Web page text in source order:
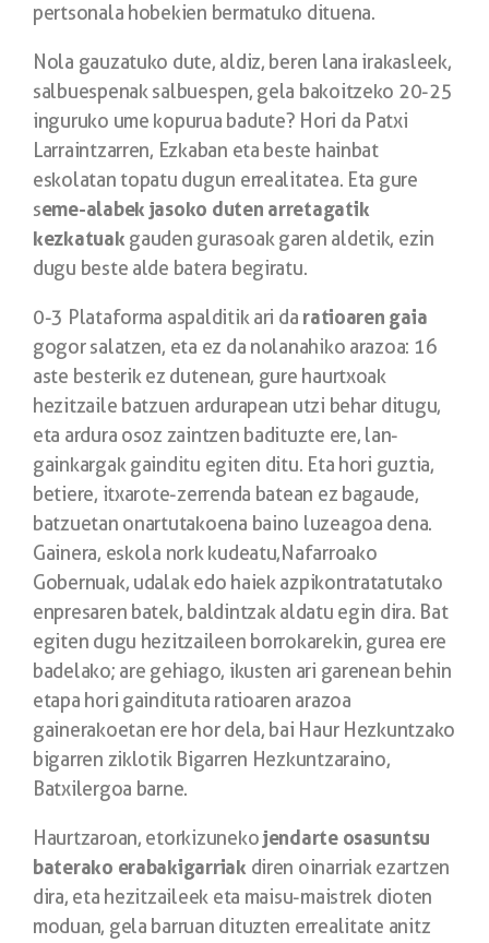
pertsonala hobekien bermatuko dituena.
Nola gauzatuko dute, aldiz, beren lana irakasleek,
salbuespenak salbuespen, gela bakoitzeko 20-25
inguruko ume kopurua badute? Hori da Patxi
Larraintzarren, Ezkaban eta beste hainbat
eskolatan topatu dugun errealitatea. Eta gure
seme-alabek jasoko duten arretagatik
kezkatuak gauden gurasoak garen aldetik, ezin
dugu beste alde batera begiratu.
0-3 Plataforma aspalditik ari da ratioaren gaia
gogor salatzen, eta ez da nolanahiko arazoa: 16
aste besterik ez dutenean, gure haurtxoak
hezitzaile batzuen ardurapean utzi behar ditugu,
eta ardura osoz zaintzen badituzte ere, lan-
gainkargak gainditu egiten ditu. Eta hori guztia,
betiere, itxarote-zerrenda batean ez bagaude,
batzuetan onartutakoena baino luzeagoa dena.
Gainera, eskola nork kudeatu,Nafarroako
Gobernuak, udalak edo haiek azpikontratatutako
enpresaren batek, baldintzak aldatu egin dira. Bat
egiten dugu hezitzaileen borrokarekin, gurea ere
badelako; are gehiago, ikusten ari garenean behin
etapa hori gaindituta ratioaren arazoa
gainerakoetan ere hor dela, bai Haur Hezkuntzako
bigarren ziklotik Bigarren Hezkuntzaraino,
Batxilergoa barne.
Haurtzaroan, etorkizunekojendarte osasuntsu
baterako erabakigarriak diren oinarriak ezartzen
dira, eta hezitzaileek eta maisu-maistrek dioten
moduan, gela barruan dituzten errealitate anitz